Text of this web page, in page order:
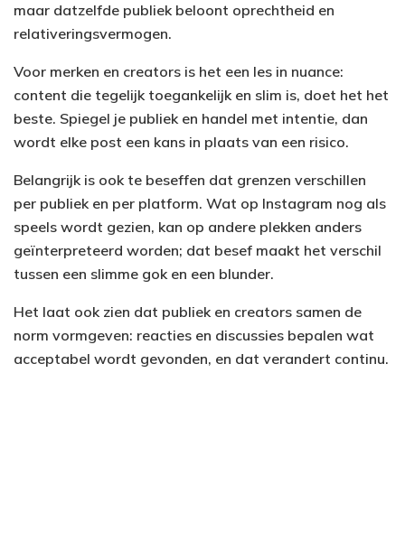
maar datzelfde publiek beloont oprechtheid en
relativeringsvermogen.
Voor merken en creators is het een les in nuance:
content die tegelijk toegankelijk en slim is, doet het het
beste. Spiegel je publiek en handel met intentie, dan
wordt elke post een kans in plaats van een risico.
Belangrijk is ook te beseffen dat grenzen verschillen
per publiek en per platform. Wat op Instagram nog als
speels wordt gezien, kan op andere plekken anders
geïnterpreteerd worden; dat besef maakt het verschil
tussen een slimme gok en een blunder.
Het laat ook zien dat publiek en creators samen de
norm vormgeven: reacties en discussies bepalen wat
acceptabel wordt gevonden, en dat verandert continu.